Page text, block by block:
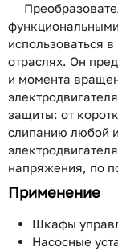
использоваться
отраслях. Он
и момента
защиты: от
слипанию любой
напряжения, по
Применение
Шкафы
Насосные